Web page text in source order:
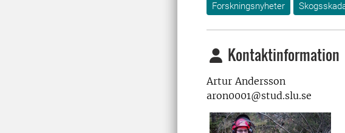
Forskningsnyheter
Kontaktinformation
Artur Andersson
aron0001@stud.slu.se